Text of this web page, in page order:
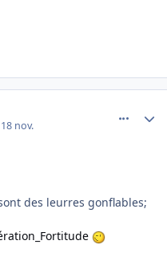
nov.
des leurres gonflables;